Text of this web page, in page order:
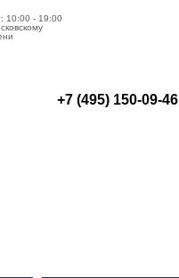
+7 (495) 150-09-46
10:00 - 19:00